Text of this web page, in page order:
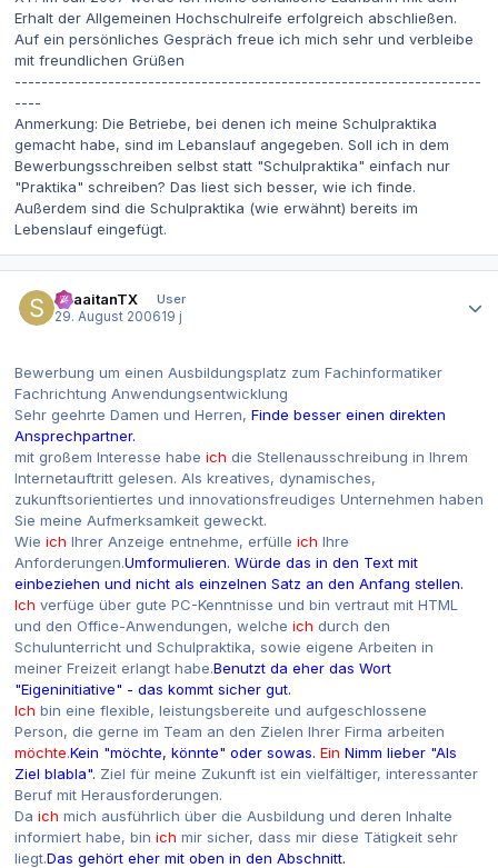
Erhalt der Allgemeinen Hochschulreife erfolgreich abschließen.
Auf ein persönliches Gespräch freue ich mich sehr und verbleibe
mit freundlichen Grüßen
----------------------------------------------------------------------
----
Anmerkung: Die Betriebe, bei denen ich meine Schulpraktika
gemacht habe, sind im Lebanslauf angegeben. Soll ich in dem
Bewerbungsschreiben selbst statt "Schulpraktika" einfach nur
"Praktika" schreiben? Das liest sich besser, wie ich finde.
Außerdem sind die Schulpraktika (wie erwähnt) bereits im
Lebenslauf eingefügt.
ShaaitanTX
User
29. August 200619 j
Bewerbung um einen Ausbildungsplatz zum Fachinformatiker
Fachrichtung Anwendungsentwicklung
Sehr geehrte Damen und Herren, Finde besser einen direkten
Ansprechpartner.
mit großem Interesse habe ich die Stellenausschreibung in Ihrem
Internetauftritt gelesen. Als kreatives, dynamisches,
zukunftsorientiertes und innovationsfreudiges Unternehmen haben
Sie meine Aufmerksamkeit geweckt.
Wie ich Ihrer Anzeige entnehme, erfülle ich Ihre
Anforderungen.Umformulieren. Würde das in den Text mit
einbeziehen und nicht als einzelnen Satz an den Anfang stellen.
Ich verfüge über gute PC-Kenntnisse und bin vertraut mit HTML
und den Office-Anwendungen, welche ich durch den
Schulunterricht und Schulpraktika, sowie eigene Arbeiten in
meiner Freizeit erlangt habe.Benutzt da eher das Wort
"Eigeninitiative" - das kommt sicher gut.
Ich bin eine flexible, leistungsbereite und aufgeschlossene
Person, die gerne im Team an den Zielen Ihrer Firma arbeiten
möchte.Kein "möchte, könnte" oder sowas. Ein Nimm lieber "Als
Ziel blabla". Ziel für meine Zukunft ist ein vielfältiger, interessanter
Beruf mit Herausforderungen.
Da ich mich ausführlich über die Ausbildung und deren Inhalte
informiert habe, bin ich mir sicher, dass mir diese Tätigkeit sehr
liegt.Das gehört eher mit oben in den Abschnitt.